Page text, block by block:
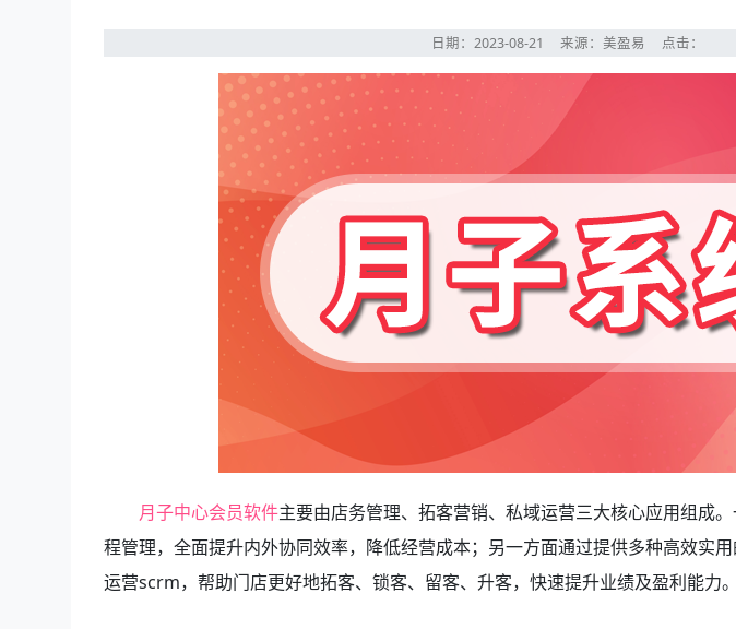
日期：2023-08-21来源：美盈易 点击：
月子中心会员软件主要由店务管理、拓客营销、私域运营三大核心应用组成
程管理，全面提升内外协同效率，降低经营成本；另一方面通过提供多种高效实
运营scrm，帮助门店更好地拓客、锁客、留客、升客，快速提升业绩及盈利能力。